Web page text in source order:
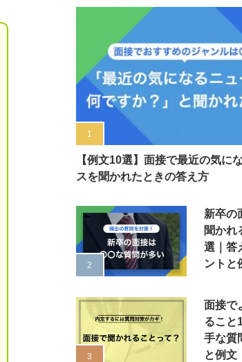
【例文10選】面接で最近の気に
スを聞かれたときの答え方
新卒の
聞かれ
選｜答
ントと
面接で
ること
手な質
と例文